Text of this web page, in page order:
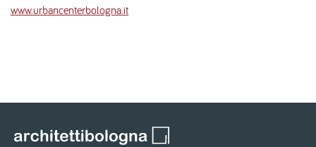
www.urbancenterbologna.it